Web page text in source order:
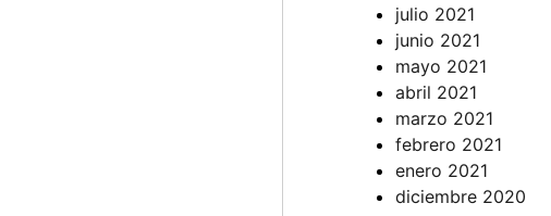
julio 2021
junio 2021
mayo 2021
abril 2021
marzo 2021
febrero 2021
enero 2021
diciembre 2020